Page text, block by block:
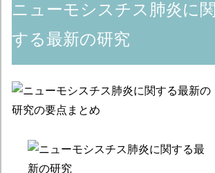
ニューモシスチス肺炎に関
する最新の研究